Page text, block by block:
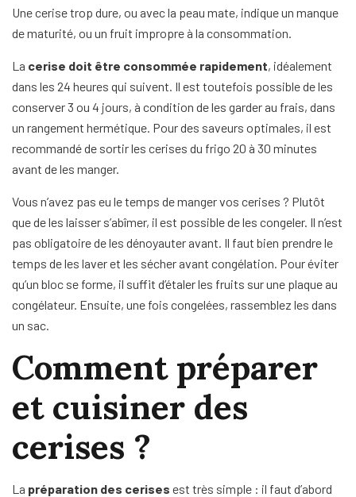
Une cerise trop dure, ou avec la peau mate, indique un manque
de maturité, ou un fruit impropre à la consommation.
La cerise doit être consommée rapidement, idéalement
dans les 24 heures qui suivent. Il est toutefois possible de les
conserver 3 ou 4 jours, à condition de les garder au frais, dans
un rangement hermétique. Pour des saveurs optimales, il est
recommandé de sortir les cerises du frigo 20 à 30 minutes
avant de les manger.
Vous n’avez pas eu le temps de manger vos cerises ? Plutôt
que de les laisser s’abîmer, il est possible de les congeler. Il n’est
pas obligatoire de les dénoyauter avant. Il faut bien prendre le
temps de les laver et les sécher avant congélation. Pour éviter
qu’un bloc se forme, il suffit d’étaler les fruits sur une plaque au
congélateur. Ensuite, une fois congelées, rassemblez les dans
un sac.
Comment préparer
et cuisiner des
cerises ?
La préparation des cerises est très simple : il faut d’abord